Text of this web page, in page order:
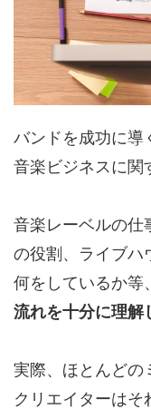
バンドを成功に導
音楽ビジネスに関
音楽レーベルの仕
の役割、ライブハ
何をしているか等、
流れを十分に理解
実際、ほとんどの
クリエイターはそ